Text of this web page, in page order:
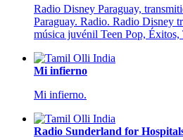
Radio Disney Paraguay,
Paraguay. Radio. Radio Disney
música juvénil Teen Pop, Éxitos,
Mi infierno
Mi infierno.
Radio Sunderland for